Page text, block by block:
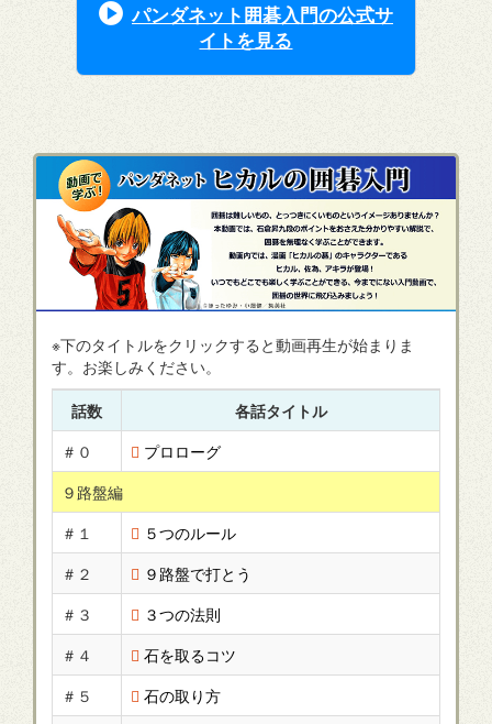
パンダネット囲碁入門の公式サ
イトを見る
※下のタイトルをクリックすると動画再生が始まりま
す。お楽しみください。
話数
各話タイトル
＃０
プロローグ
９路盤編
＃１
５つのルール
＃２
９路盤で打とう
＃３
３つの法則
＃４
石を取るコツ
＃５
石の取り方